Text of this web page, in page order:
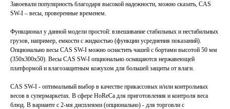
Завоевали популярность благодаря высокой надежности, можно сказать, CAS
SW-I – весы, проверенные временем.
Функционал у данной модели простой: взвешивание стабильных и нестабильных
грузов, например, емкости с жидкостью (функции усреднения показаний).
Опционально весы CAS SW-I можно оснастить чашей с бортами высотой 50 мм
(350х300х50). Весы CAS SW-I опционально оснащаются нержавеющей
платформой и влагозащитным кожухом для большей защиты от влаги.
CAS SW-I - оптимальный выбор в качестве прикассовых и/или контрольных
весов в супермаркетах. В сфере HoReCa для приготовления и контроля веса
блюд. В варианте с 2-мя дисплеями (опционально) - для торговли с